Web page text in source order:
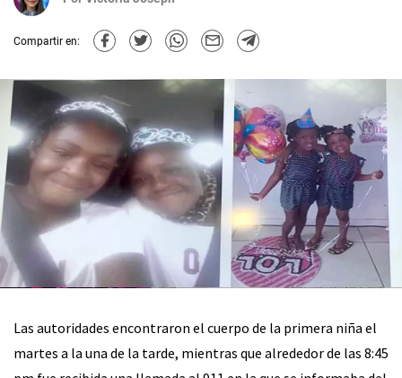
Compartir en:
Las autoridades encontraron el cuerpo de la primera niña el
martes a la una de la tarde, mientras que alrededor de las 8:45